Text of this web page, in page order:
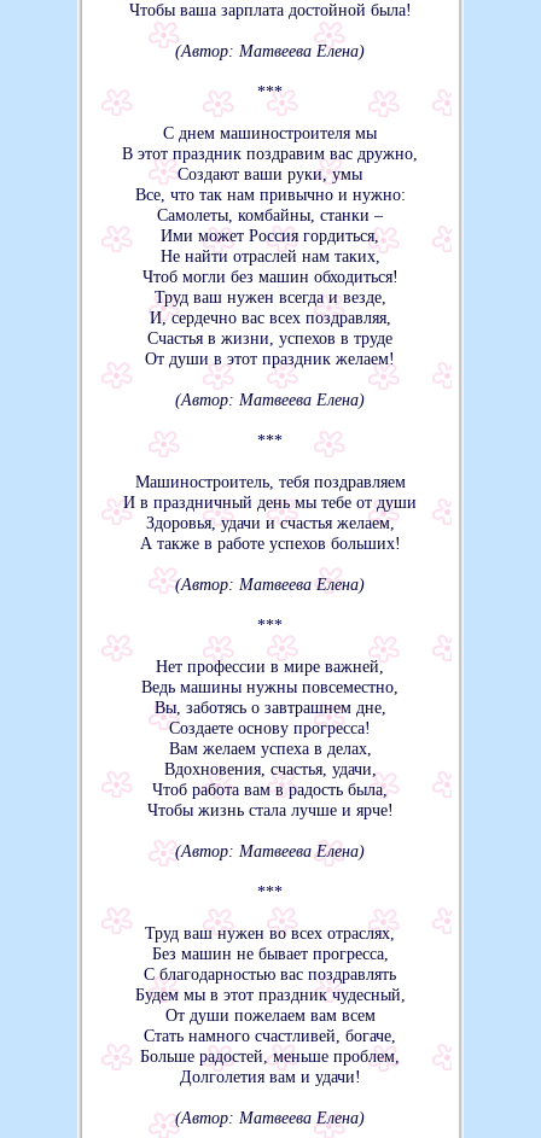
Чтобы ваша зарплата достойной была!
(Автор: Матвеева Елена)
***
С днем машиностроителя мы
В этот праздник поздравим вас дружно,
Создают ваши руки, умы
Все, что так нам привычно и нужно:
Самолеты, комбайны, станки –
Ими может Россия гордиться,
Не найти отраслей нам таких,
Чтоб могли без машин обходиться!
Труд ваш нужен всегда и везде,
И, сердечно вас всех поздравляя,
Счастья в жизни, успехов в труде
От души в этот праздник желаем!
(Автор: Матвеева Елена)
***
Машиностроитель, тебя поздравляем
И в праздничный день мы тебе от души
Здоровья, удачи и счастья желаем,
А также в работе успехов больших!
(Автор: Матвеева Елена)
***
Нет профессии в мире важней,
Ведь машины нужны повсеместно,
Вы, заботясь о завтрашнем дне,
Создаете основу прогресса!
Вам желаем успеха в делах,
Вдохновения, счастья, удачи,
Чтоб работа вам в радость была,
Чтобы жизнь стала лучше и ярче!
(Автор: Матвеева Елена)
***
Труд ваш нужен во всех отраслях,
Без машин не бывает прогресса,
С благодарностью вас поздравлять
Будем мы в этот праздник чудесный,
От души пожелаем вам всем
Стать намного счастливей, богаче,
Больше радостей, меньше проблем,
Долголетия вам и удачи!
(Автор: Матвеева Елена)